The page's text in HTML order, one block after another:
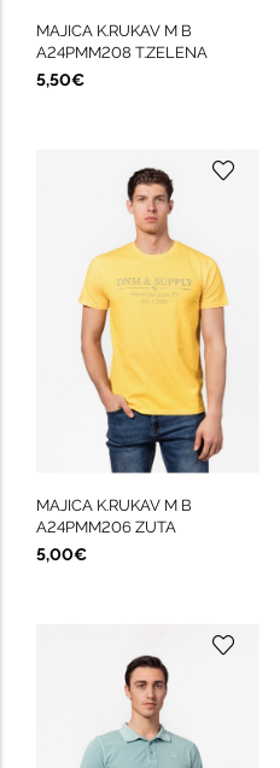
MAJICA K.RUKAV M B
A24PMM208 T.ZELENA
5,50€
MAJICA K.RUKAV M B
A24PMM206 ZUTA
5,00€